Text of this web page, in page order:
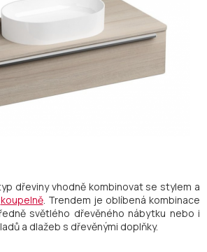
dřeviny vhodně kombinovat se stylem a
koupelně. Trendem je oblíbená kombinace
světlého dřevěného nábytku nebo i
a dlažeb s dřevěnými doplňky.